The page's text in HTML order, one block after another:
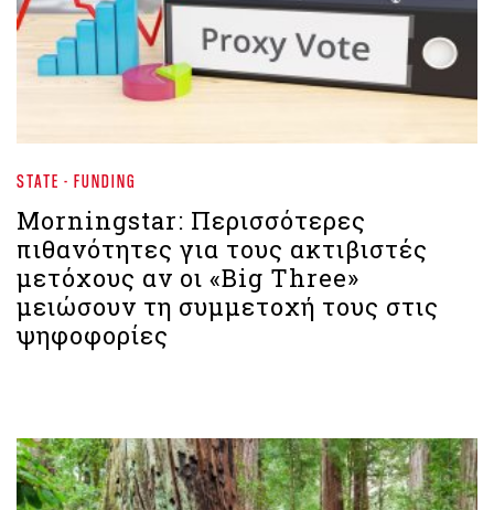
STATE - FUNDING
Morningstar: Περισσότερες
πιθανότητες για τους ακτιβιστές
μετόχους αν οι «Big Three»
μειώσουν τη συμμετοχή τους στις
ψηφοφορίες